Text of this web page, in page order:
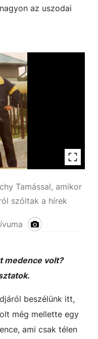
az uszodai
Tamással, amikor
szóltak a hírek
medence volt?
beszélünk itt,
még mellette egy
ami csak télen